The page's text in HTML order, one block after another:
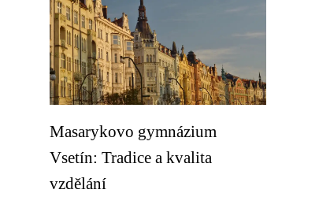
Masarykovo gymnázium
Vsetín: Tradice a kvalita
vzdělání